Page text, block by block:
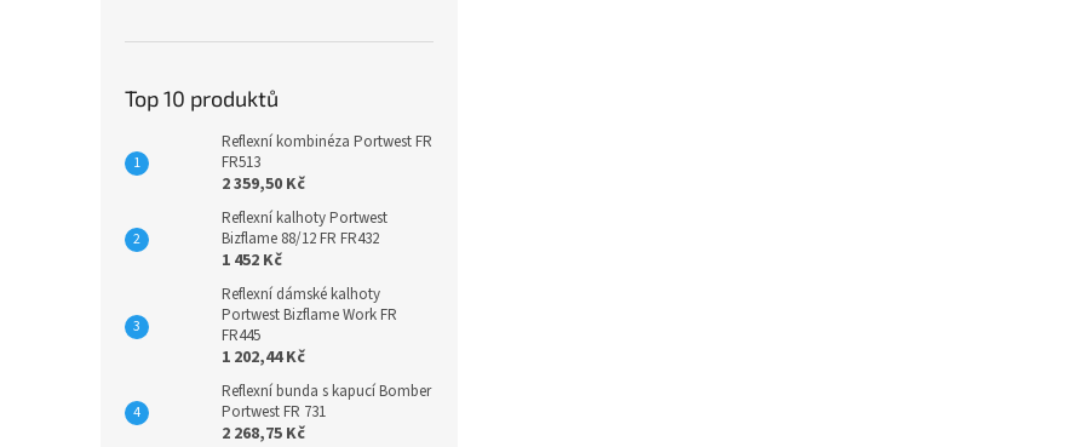
Top 10 produktů
Reflexní kombinéza Portwest FR
FR513
2 359,50 Kč
Reflexní kalhoty Portwest
Bizflame 88/12 FR FR432
1 452 Kč
Reflexní dámské kalhoty
Portwest Bizflame Work FR
FR445
1 202,44 Kč
Reflexní bunda s kapucí Bomber
Portwest FR 731
2 268,75 Kč